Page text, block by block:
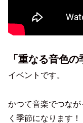
「重なる音色の
イベントです。
かつて音楽でつな
く季節になります！